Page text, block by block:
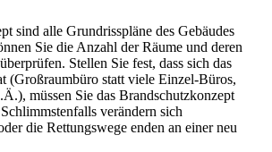
sind alle Grundrisspläne des Gebäudes
Sie die Anzahl der Räume und deren
Stellen Sie fest, dass sich das
(Großraumbüro statt viele Einzel-Büros,
müssen Sie das Brandschutzkonzept
verändern sich
die Rettungswege enden an einer neu